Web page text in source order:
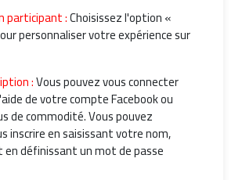
participant :Choisissez l'option «
personnaliser votre expérience sur
:Vous pouvez vous connecter
de votre compte Facebook ou
de commodité. Vous pouvez
inscrire en saisissant votre nom,
définissant un mot de passe